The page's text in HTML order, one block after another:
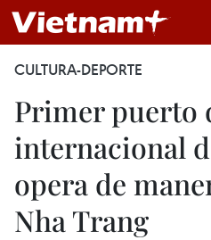
CULTURA-DEPORTE
Primer puerto
internacional
opera de
Nha Trang